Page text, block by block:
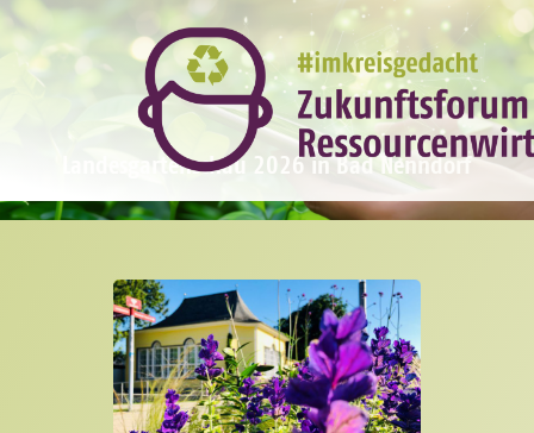
Landesgartenschau 2026 in Bad Nenndorf